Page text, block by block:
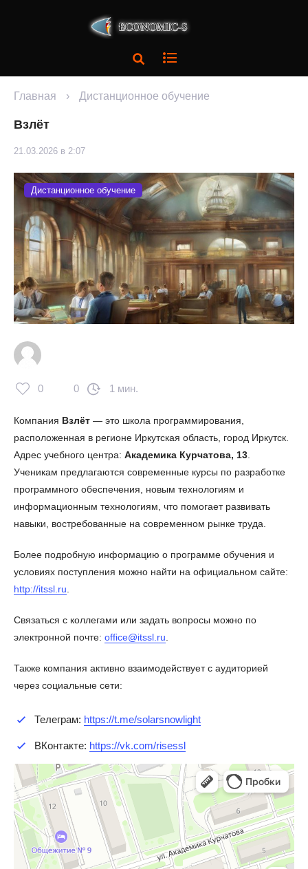
Главная › Дистанционное обучение
Взлёт
21.03.2026 в 2:07
Дистанционное обучение
0 0 1 мин.
Компания Взлёт — это школа программирования,
расположенная в регионе Иркутская область, город Иркутск.
Адрес учебного центра: Академика Курчатова, 13
Ученикам предлагаются современные курсы по разработке
программного обеспечения, новым технологиям и
информационным технологиям, что помогает развивать
навыки, востребованные на современном рынке труда.
Более подробную информацию о программе обучения и
условиях поступления можно найти на официальном сайте:
http://itssl.ru
Связаться с коллегами или задать вопросы можно по
электронной почте: office@itssl.ru
Также компания активно взаимодействует с аудиторией
через социальные сети:
Телеграм: https://t.me/solarsnowlight
ВКонтакте: https://vk.com/risessl